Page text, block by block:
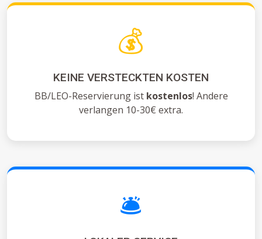
💰
KEINE VERSTECKTEN KOSTEN
BB/LEO-Reservierung ist kostenlos! Andere
verlangen 10-30€ extra.
🛎️